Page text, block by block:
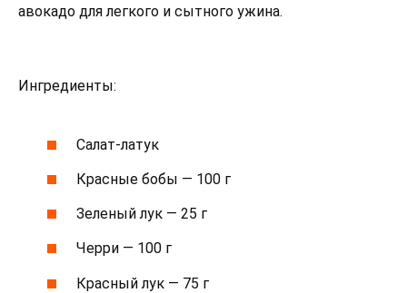
авокадо для легкого и сытного ужина.
Ингредиенты:
Салат-латук
Красные бобы — 100 г
Зеленый лук — 25 г
Черри — 100 г
Красный лук — 75 г